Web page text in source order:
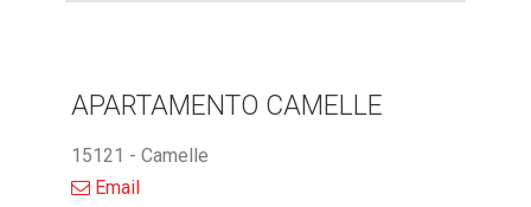
APARTAMENTO CAMELLE
15121 - Camelle
Email